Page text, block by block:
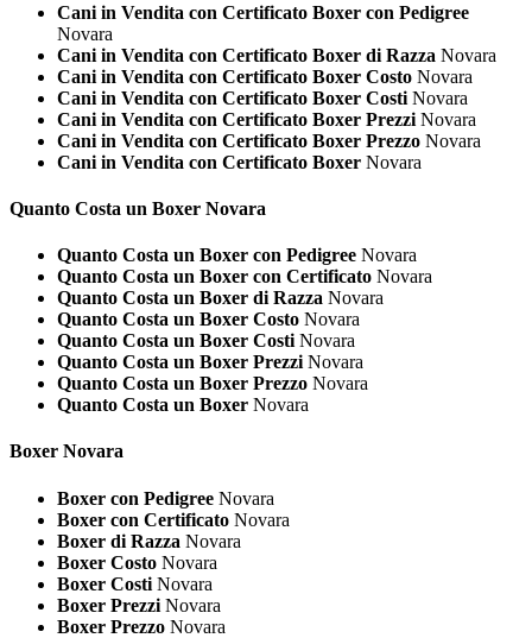
Cani in Vendita con Certificato Boxer con Pedigree
Novara
Cani in Vendita con Certificato Boxer di Razza Novara
Cani in Vendita con Certificato Boxer Costo Novara
Cani in Vendita con Certificato Boxer Costi Novara
Cani in Vendita con Certificato Boxer Prezzi Novara
Cani in Vendita con Certificato Boxer Prezzo Novara
Cani in Vendita con Certificato Boxer Novara
Quanto Costa un Boxer Novara
Quanto Costa un Boxer con Pedigree Novara
Quanto Costa un Boxer con Certificato Novara
Quanto Costa un Boxer di Razza Novara
Quanto Costa un Boxer Costo Novara
Quanto Costa un Boxer Costi Novara
Quanto Costa un Boxer Prezzi Novara
Quanto Costa un Boxer Prezzo Novara
Quanto Costa un Boxer Novara
Boxer Novara
Boxer con Pedigree Novara
Boxer con Certificato Novara
Boxer di Razza Novara
Boxer Costo Novara
Boxer Costi Novara
Boxer Prezzi Novara
Boxer Prezzo Novara